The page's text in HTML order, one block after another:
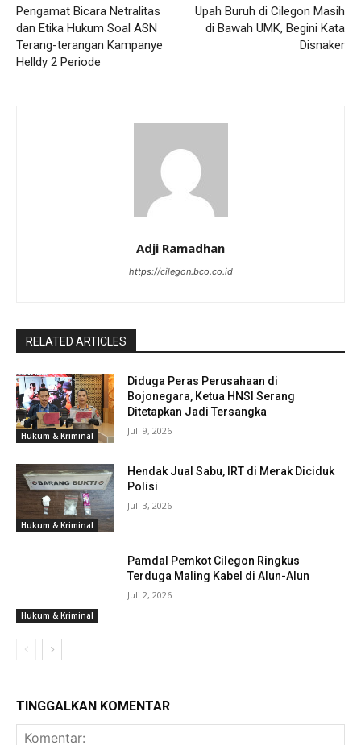
Pengamat Bicara Netralitas
dan Etika Hukum Soal ASN
Terang-terangan Kampanye
Helldy 2 Periode
Upah Buruh di Cilegon Masih
di Bawah UMK, Begini Kata
Disnaker
Adji Ramadhan
https://cilegon.bco.co.id
RELATED ARTICLES
Hukum & Kriminal
Diduga Peras Perusahaan di
Bojonegara, Ketua HNSI Serang
Ditetapkan Jadi Tersangka
Juli 9, 2026
Hukum & Kriminal
Hendak Jual Sabu, IRT di Merak Diciduk
Polisi
Juli 3, 2026
Hukum & Kriminal
Pamdal Pemkot Cilegon Ringkus
Terduga Maling Kabel di Alun-Alun
Juli 2, 2026
TINGGALKAN KOMENTAR